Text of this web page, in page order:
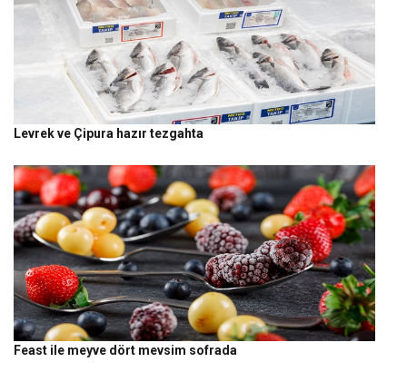
Levrek ve Çipura hazır tezgahta
Feast ile meyve dört mevsim sofrada